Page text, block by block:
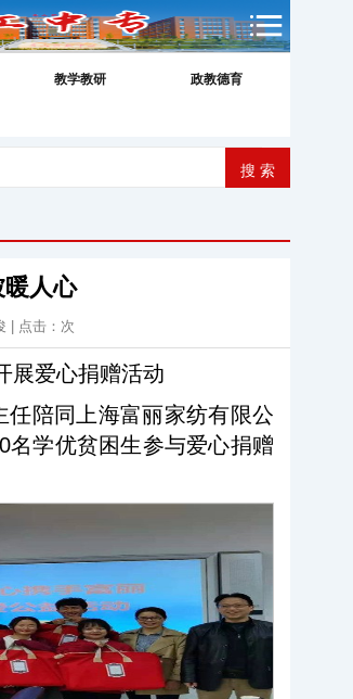
教学教研 政教德育
人心
| 点击： 次
爱心捐赠活动
陪同上海富丽家纺有限公
学优贫困生参与爱心捐赠